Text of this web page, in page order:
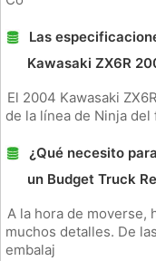
Las
Kawasaki ZX6R
El 2004 Kawasaki
de la línea de Ninja del
¿Qué necesito
un Budget Truck
A la hora de moverse,
muchos detalles. De
embalaj